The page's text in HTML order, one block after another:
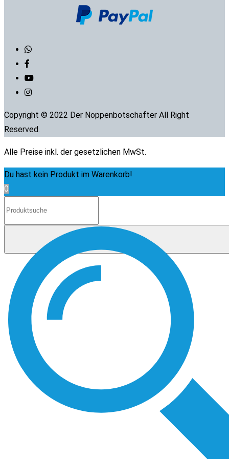
Copyright © 2022 Der Noppenbotschafter All Right
Reserved.
Alle Preise inkl. der gesetzlichen MwSt.
Du hast kein Produkt im Warenkorb!
0